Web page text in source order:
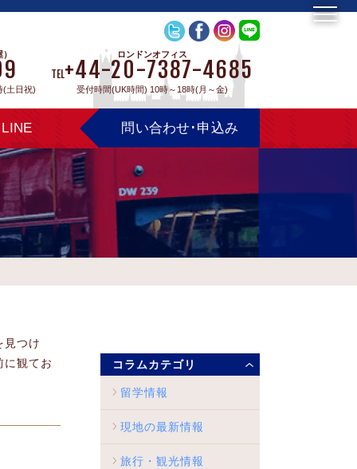
(土日祝)
ロンドンオフィス
TEL+44-20-7387-4685
受付時間(UK時間) 10時～18時(月～金)
LINE 問い合わせ･申込み
見つけ
に観てお
コラムカテゴリ
留学情報
現地の最新情報
旅行・観光情報